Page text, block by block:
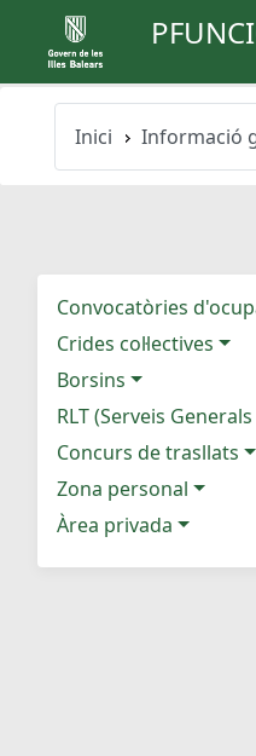
Inici Informació
Convocatòries
Crides col·lectives
Borsins
RLT (Serveis Generals
Concurs de trasllats
Zona personal
Àrea privada